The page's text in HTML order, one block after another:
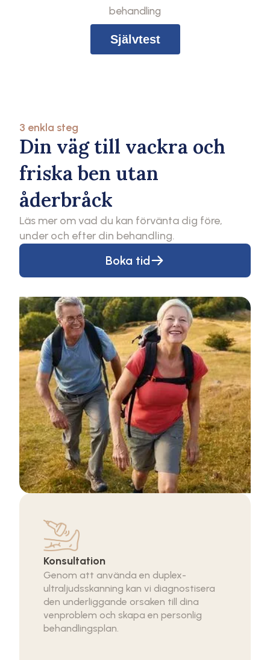
behandling
Självtest
3 enkla steg
Din väg till vackra och
friska ben utan
åderbråck
Läs mer om vad du kan förvänta dig före,
under och efter din behandling.
Boka tid
Konsultation
Genom att använda en duplex-
ultraljudsskanning kan vi diagnostisera
den underliggande orsaken till dina
venproblem och skapa en personlig
behandlingsplan.